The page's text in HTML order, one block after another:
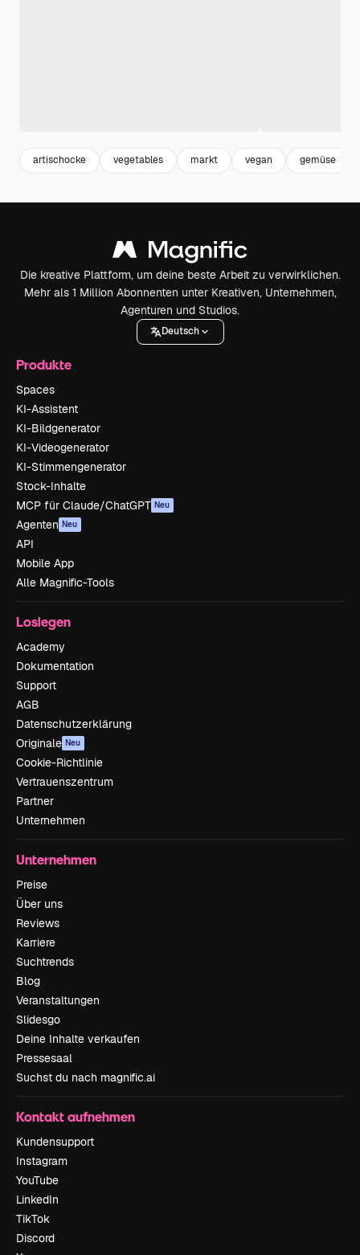
artischocke vegetables markt vegan gemüse
Die kreative Plattform, um deine beste Arbeit zu verwirklichen.
Mehr als 1 Million Abonnenten unter Kreativen, Unternehmen,
Agenturen und Studios.
Deutsch
Produkte
Spaces
KI-Assistent
KI-Bildgenerator
KI-Videogenerator
KI-Stimmengenerator
Stock-Inhalte
MCP für Claude/ChatGPT Neu
Agenten Neu
API
Mobile App
Alle Magnific-Tools
Loslegen
Academy
Dokumentation
Support
AGB
Datenschutzerklärung
Originale Neu
Cookie-Richtlinie
Vertrauenszentrum
Partner
Unternehmen
Unternehmen
Preise
Über uns
Reviews
Karriere
Suchtrends
Blog
Veranstaltungen
Slidesgo
Deine Inhalte verkaufen
Pressesaal
Suchst du nach magnific.ai
Kontakt aufnehmen
Kundensupport
Instagram
YouTube
LinkedIn
TikTok
Discord